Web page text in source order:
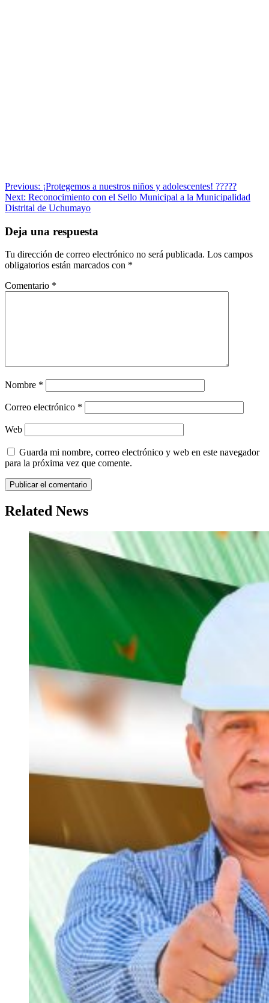
Navegación
de
Previous: ¡Protegemos a nuestros niños y adolescentes! ?????
Next: Reconocimiento con el Sello Municipal a la Municipalidad
Distrital de Uchumayo
Deja una respuesta
Tu dirección de correo electrónico no será publicada. Los campos
obligatorios están marcados con *
Comentario *
Nombre *
Correo electrónico *
Web
Guarda mi nombre, correo electrónico y web en este navegador
para la próxima vez que comente.
Related News